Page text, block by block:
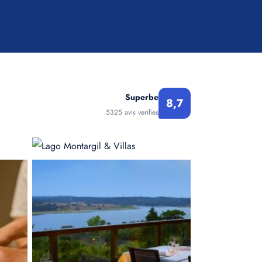
Superbe
5325 avis verifies
8,7